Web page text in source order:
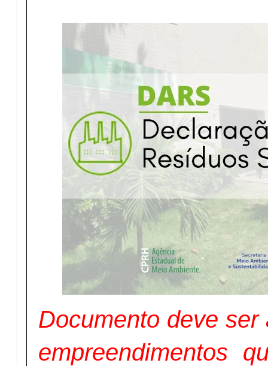
Documento deve ser
empreendimentos